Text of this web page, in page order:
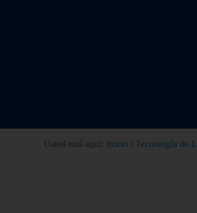
Usted está aquí: Inicio / Tecnología de